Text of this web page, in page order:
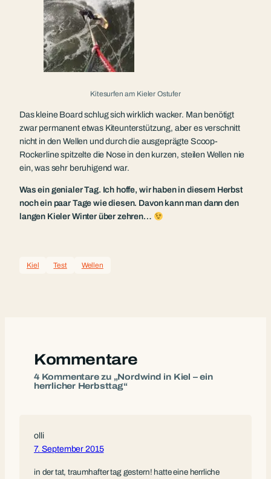
Kitesurfen am Kieler Ostufer
Das kleine Board schlug sich wirklich wacker. Man benötigt
zwar permanent etwas Kiteunterstützung, aber es verschnitt
nicht in den Wellen und durch die ausgeprägte Scoop-
Rockerline spitzelte die Nose in den kurzen, steilen Wellen nie
ein, was sehr beruhigend war.
Was ein genialer Tag. Ich hoffe, wir haben in diesem Herbst
noch ein paar Tage wie diesen. Davon kann man dann den
langen Kieler Winter über zehren…
Kiel Test Wellen
Kommentare
4 Kommentare zu „Nordwind in Kiel – ein
herrlicher Herbsttag“
olli
7. September 2015
in der tat, traumhafter tag gestern! hatte eine herrliche